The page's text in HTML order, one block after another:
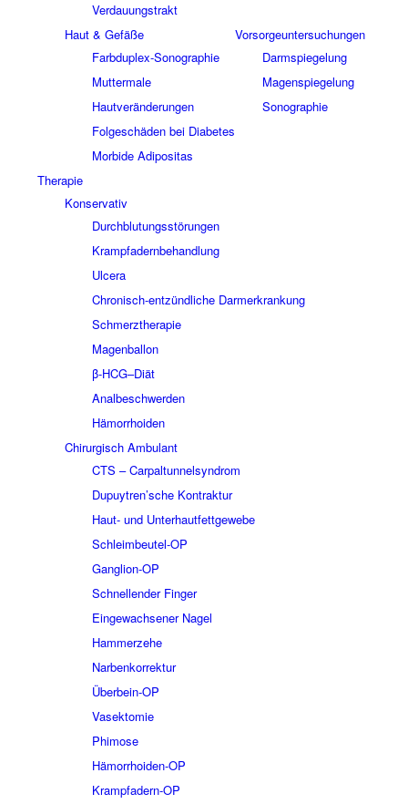
Verdauungstrakt
Haut & Gefäße
Farbduplex-Sonographie
Muttermale
Hautveränderungen
Folgeschäden bei Diabetes
Morbide Adipositas
Vorsorgeuntersuchungen
Darmspiegelung
Magenspiegelung
Sonographie
Therapie
Konservativ
Durchblutungsstörungen
Krampfadernbehandlung
Ulcera
Chronisch-entzündliche Darmerkrankung
Schmerztherapie
Magenballon
β-HCG–Diät
Analbeschwerden
Hämorrhoiden
Chirurgisch Ambulant
CTS – Carpaltunnelsyndrom
Dupuytren’sche Kontraktur
Haut- und Unterhautfettgewebe
Schleimbeutel-OP
Ganglion-OP
Schnellender Finger
Eingewachsener Nagel
Hammerzehe
Narbenkorrektur
Überbein-OP
Vasektomie
Phimose
Hämorrhoiden-OP
Krampfadern-OP